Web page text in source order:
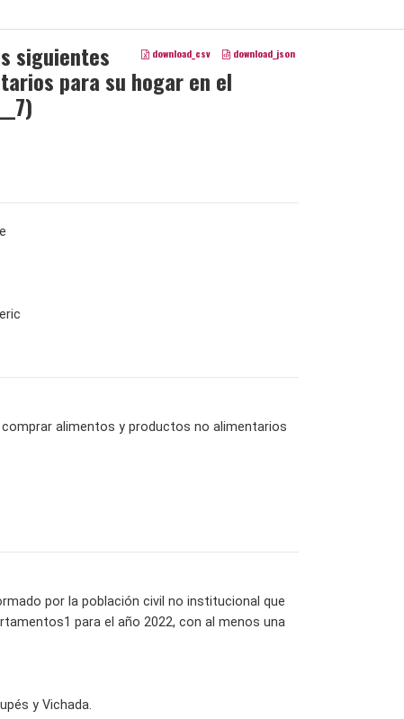
download_csv download_json
siguientes
para su hogar en el
alimentos y productos no alimentarios
por la población civil no institucional que
para el año 2022, con al menos una
y Vichada.